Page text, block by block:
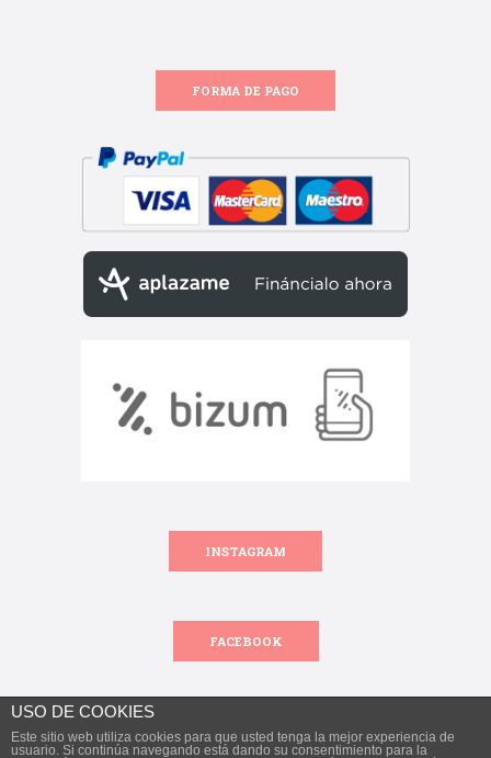
FORMA DE PAGO
INSTAGRAM
FACEBOOK
Todos los derechos reservados.
USO DE COOKIES
Este sitio web utiliza cookies para que usted tenga la mejor experiencia de
usuario. Si continúa navegando está dando su consentimiento para la